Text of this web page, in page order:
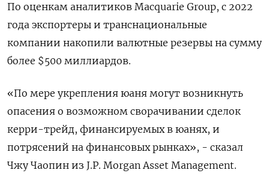
По оценкам аналитиков Macquarie Group, с 2022
года экспортеры и транснациональные
компании накопили валютные резервы на сумму
более $500 миллиардов.
«По мере укрепления юаня могут возникнуть
опасения о возможном сворачивании сделок
керри-трейд, финансируемых в юанях, и
потрясений на финансовых рынках», - сказал
Чжу Чаопин из J.P. Morgan Asset Management.